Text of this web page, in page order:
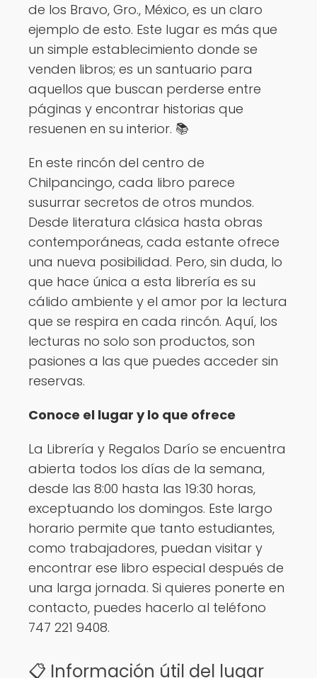
de los Bravo, Gro., México, es un claro
ejemplo de esto. Este lugar es más que
un simple establecimiento donde se
venden libros; es un santuario para
aquellos que buscan perderse entre
páginas y encontrar historias que
resuenen en su interior. 📚
En este rincón del centro de
Chilpancingo, cada libro parece
susurrar secretos de otros mundos.
Desde literatura clásica hasta obras
contemporáneas, cada estante ofrece
una nueva posibilidad. Pero, sin duda, lo
que hace única a esta librería es su
cálido ambiente y el amor por la lectura
que se respira en cada rincón. Aquí, los
lecturas no solo son productos, son
pasiones a las que puedes acceder sin
reservas.
Conoce el lugar y lo que ofrece
La Librería y Regalos Darío se encuentra
abierta todos los días de la semana,
desde las 8:00 hasta las 19:30 horas,
exceptuando los domingos. Este largo
horario permite que tanto estudiantes,
como trabajadores, puedan visitar y
encontrar ese libro especial después de
una larga jornada. Si quieres ponerte en
contacto, puedes hacerlo al teléfono
747 221 9408.
📋 Información útil del lugar